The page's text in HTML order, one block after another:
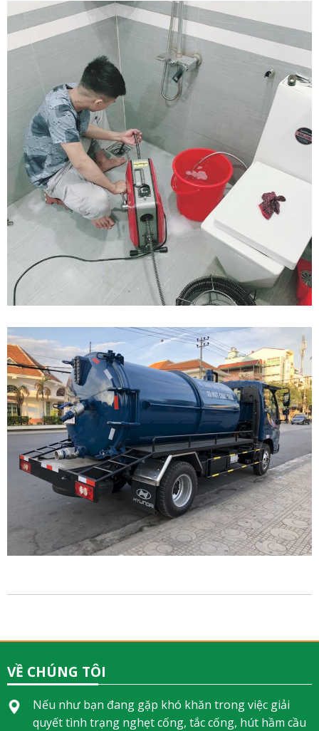
VỀ CHÚNG TÔI
Nếu như bạn đang gặp khó khăn trong việc giải
quyết tình trạng nghẹt cống, tắc cống, hút hầm cầu